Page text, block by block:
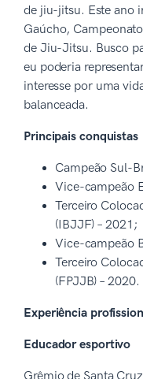
de jiu-jitsu. Este ano
Gaúcho,
de Jiu-Jitsu. Busco
eu poderia
interesse por uma
balanceada.
Principais conquistas
Campeão Sul-
Vice-campeão
Terceiro
(IBJJF) – 2021;
Vice-campeão
Terceiro
(FPJJB) – 2020.
Experiência
Educador esportivo